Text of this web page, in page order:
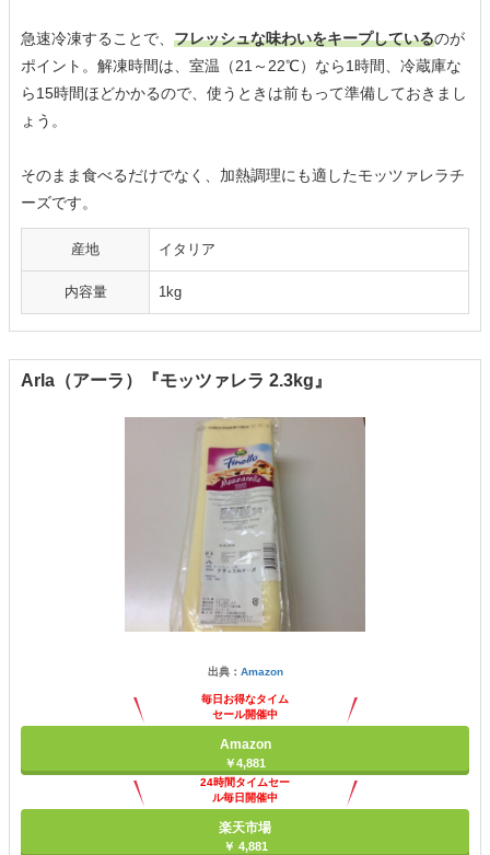
急速冷凍することで、 フレッシュな味わいをキープしているのが
ポイント。解凍時間は、室温（21～22℃）なら1時間、冷蔵庫な
ら15時間ほどかかるので、使うときは前もって準備しておきまし
ょう。
そのまま食べるだけでなく、加熱調理にも適したモッツァレラチ
ーズです。
産地 イタリア
内容量 1kg
Arla（アーラ）『モッツァレラ 2.3kg』
出典： Amazon
毎日お得なタイム
セール開催中
Amazon
￥4,881
24時間タイムセー
ル毎日開催中
楽天市場
￥ 4,881